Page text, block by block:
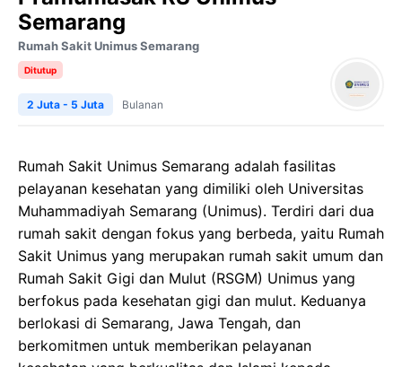
Semarang
Rumah Sakit Unimus Semarang
Ditutup
2 Juta - 5 Juta Bulanan
Rumah Sakit Unimus Semarang adalah fasilitas
pelayanan kesehatan yang dimiliki oleh Universitas
Muhammadiyah Semarang (Unimus). Terdiri dari dua
rumah sakit dengan fokus yang berbeda, yaitu Rumah
Sakit Unimus yang merupakan rumah sakit umum dan
Rumah Sakit Gigi dan Mulut (RSGM) Unimus yang
berfokus pada kesehatan gigi dan mulut. Keduanya
berlokasi di Semarang, Jawa Tengah, dan
berkomitmen untuk memberikan pelayanan